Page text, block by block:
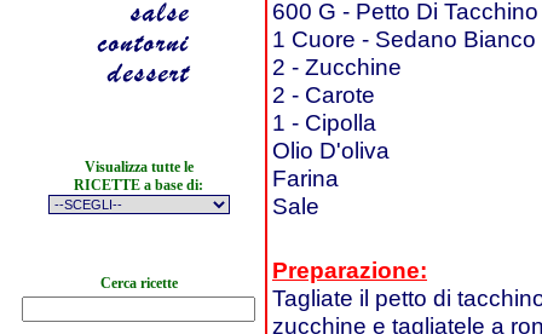
Visualizza tutte le
RICETTE a base di:
Cerca ricette
600 G - Petto Di Tacchino
1 Cuore - Sedano Bianco
2 - Zucchine
2 - Carote
1 - Cipolla
Olio D'oliva
Farina
Sale
Preparazione:
Tagliate il petto di
zucchine e tagliatele a